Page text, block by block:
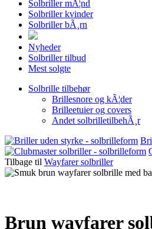
Solbriller mÃ¦nd
Solbriller kvinder
Solbriller bÃ¸rn
Nyheder
Solbriller tilbud
Mest solgte
Solbrille tilbehør
Brillesnore og kÃ¦der
Brilleetuier og covers
Andet solbrilletilbehÃ¸r
Tilbage til Wayfarer solbriller
Brun wayfarer